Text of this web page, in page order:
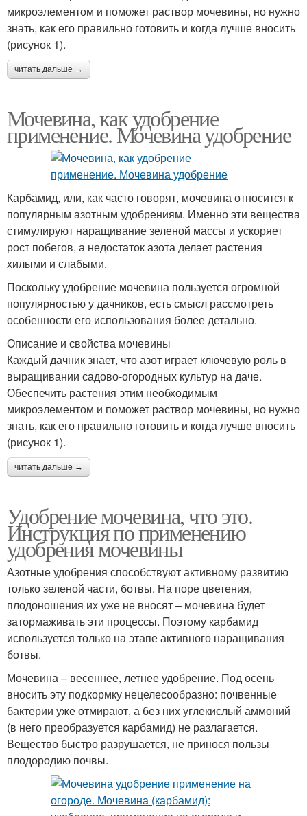
микроэлементом и поможет раствор мочевины, но нужно
знать, как его правильно готовить и когда лучше вносить
(рисунок 1).
читать дальше →
Мочевина, как удобрение
применение. Мочевина удобрение
Карбамид, или, как часто говорят, мочевина относится к
популярным азотным удобрениям. Именно эти вещества
стимулируют наращивание зеленой массы и ускоряет
рост побегов, а недостаток азота делает растения
хилыми и слабыми.
Поскольку удобрение мочевина пользуется огромной
популярностью у дачников, есть смысл рассмотреть
особенности его использования более детально.
Описание и свойства мочевины
Каждый дачник знает, что азот играет ключевую роль в
выращивании садово-огородных культур на даче.
Обеспечить растения этим необходимым
микроэлементом и поможет раствор мочевины, но нужно
знать, как его правильно готовить и когда лучше вносить
(рисунок 1).
читать дальше →
Удобрение мочевина, что это.
Инструкция по применению
удобрения мочевины
Азотные удобрения способствуют активному развитию
только зеленой части, ботвы. На поре цветения,
плодоношения их уже не вносят – мочевина будет
затормаживать эти процессы. Поэтому карбамид
используется только на этапе активного наращивания
ботвы.
Мочевина – весеннее, летнее удобрение. Под осень
вносить эту подкормку нецелесообразно: почвенные
бактерии уже отмирают, а без них углекислый аммоний
(в него преобразуется карбамид) не разлагается.
Вещество быстро разрушается, не принося пользы
плодородию почвы.